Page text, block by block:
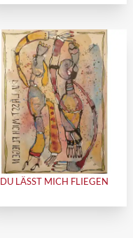
DU LÄSST MICH FLIEGEN